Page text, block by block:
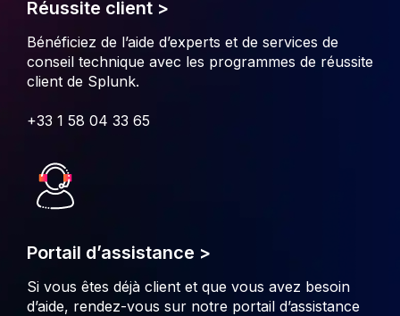
Réussite client >
Bénéficiez de l’aide d’experts et de services de
conseil technique avec les programmes de réussite
client de Splunk.
+33 1 58 04 33 65
Portail d’assistance >
Si vous êtes déjà client et que vous avez besoin
d’aide, rendez-vous sur notre portail d’assistance